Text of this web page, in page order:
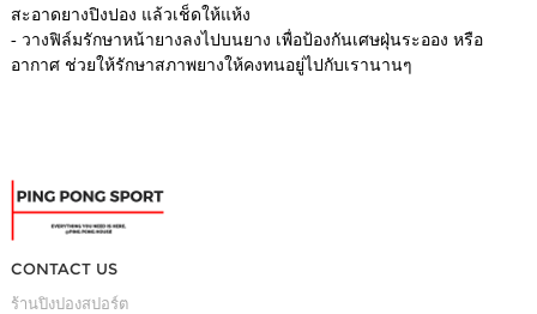
สะอาดยางปิงปอง แล้วเช็ดให้แห้ง
- วางฟิล์มรักษาหน้ายางลงไปบนยาง เพื่อป้องกันเศษฝุ่นระออง หรือ
อากาศ ช่วยให้รักษาสภาพยางให้คงทนอยู่ไปกับเรานานๆ
CONTACT US
ร้านปิงปองสปอร์ต